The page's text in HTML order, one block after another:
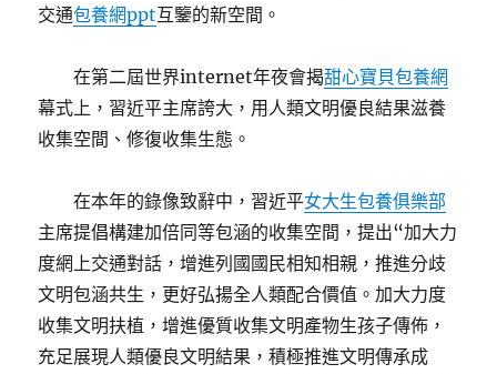
交通包養網ppt互鑒的新空間。
在第二屆世界internet年夜會揭甜心寶貝包養網
幕式上，習近平主席誇大，用人類文明優良結果滋養
收集空間、修復收集生態。
在本年的錄像致辭中，習近平女大生包養俱樂部
主席提倡構建加倍同等包涵的收集空間，提出“加大力
度網上交通對話，增進列國國民相知相親，推進分歧
文明包涵共生，更好弘揚全人類配合價值。加大力度
收集文明扶植，增進優質收集文明產物生孩子傳佈，
充足展現人類優良文明結果，積極推進文明傳承成